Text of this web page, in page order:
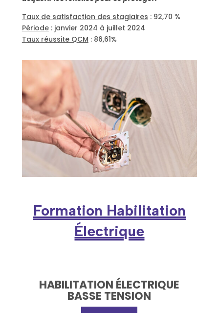
Taux de satisfaction des stagiaires : 92,70 %
Période: janvier 2024 à juillet 2024
Taux réussite QCM : 86,61%
Formation Habilitation
Électrique
HABILITATION ÉLECTRIQUE
BASSE TENSION